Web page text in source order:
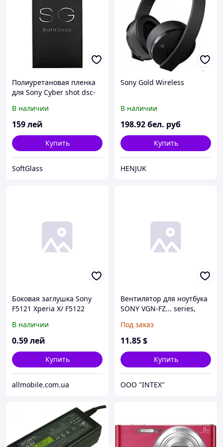
Полиуретановая пленка
для Sony Cyber shot dsc-
В наличии
159лей
Купить
SoftGlass
Sony Gold Wireless
В наличии
198.92бел. руб
Купить
HENJUK
Боковая заглушка Sony
F5121 Xperia X/ F5122
В наличии
0.59лей
Купить
allmobile.com.ua
Вентилятор для ноутбука
SONY VGN-FZ... series,
3A... series
(UDQFRPR62CF0) (Кулер)
Под заказ
11.85$
Купить
OOO "INTEX"